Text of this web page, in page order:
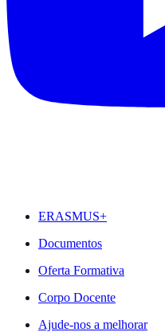
ERASMUS+
Documentos
Oferta Formativa
Corpo Docente
Ajude-nos a melhorar